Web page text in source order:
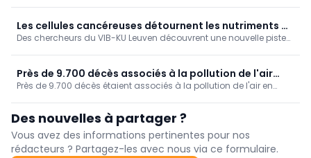
de mesures pour protéger les jeunes utilisateurs.
Les cellules cancéreuses détournent les nutriments du
foie pour tromper le système immunitaire
Des chercheurs du VIB-KU Leuven découvrent une nouvelle piste
Près de 9.700 décès associés à la pollution de l'air
(Sciensano)
Près de 9.700 décès étaient associés à la pollution de l'air en
décès (9,3 %).
Des nouvelles à partager ?
Vous avez des informations pertinentes pour nos
rédacteurs ? Partagez-les avec nous via ce formulaire.